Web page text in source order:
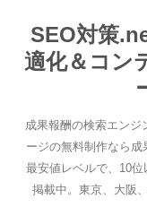
SEO対策
適化＆コン
成果報酬の検索エン
ージの無料制作なら
最安値レベルで、10
掲載中。東京、大阪